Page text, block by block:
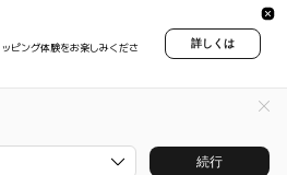
ピング体験をお楽しみくださ
詳しくは
続行